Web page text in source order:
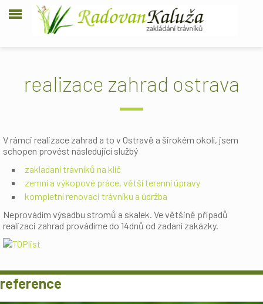
realizace zahrad ostrava
V rámci realizace zahrad a to v Ostravě a širokém okolí, jsem
schopen provést následující službý
zakladaní trávníků na klíč
zemní a výkopové práce, větší terenní úpravy
kompletní renovaci trávníku a údržba
Neprovádím výsadbu stromů a skalek. Ve většině případů
realizaci zahrad provádíme do 14dnů od zadaní zakázky.
reference